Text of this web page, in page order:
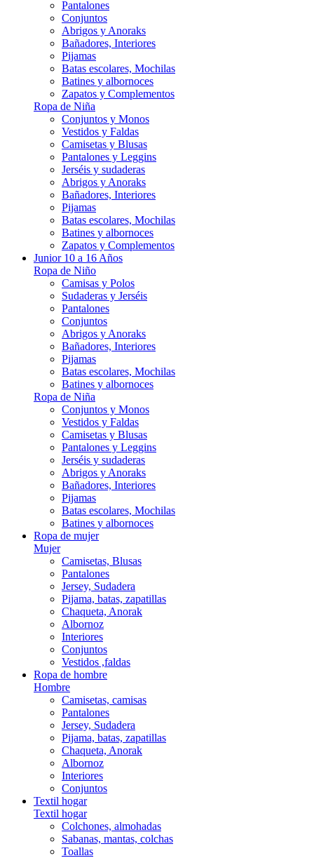
Pantalones
Conjuntos
Abrigos y Anoraks
Bañadores, Interiores
Pijamas
Batas escolares, Mochilas
Batines y albornoces
Zapatos y Complementos
Ropa de Niña
Conjuntos y Monos
Vestidos y Faldas
Camisetas y Blusas
Pantalones y Leggins
Jerséis y sudaderas
Abrigos y Anoraks
Bañadores, Interiores
Pijamas
Batas escolares, Mochilas
Batines y albornoces
Zapatos y Complementos
Junior 10 a 16 Años
Ropa de Niño
Camisas y Polos
Sudaderas y Jerséis
Pantalones
Conjuntos
Abrigos y Anoraks
Bañadores, Interiores
Pijamas
Batas escolares, Mochilas
Batines y albornoces
Ropa de Niña
Conjuntos y Monos
Vestidos y Faldas
Camisetas y Blusas
Pantalones y Leggins
Jerséis y sudaderas
Abrigos y Anoraks
Bañadores, Interiores
Pijamas
Batas escolares, Mochilas
Batines y albornoces
Ropa de mujer
Mujer
Camisetas, Blusas
Pantalones
Jersey, Sudadera
Pijama, batas, zapatillas
Chaqueta, Anorak
Albornoz
Interiores
Conjuntos
Vestidos ,faldas
Ropa de hombre
Hombre
Camisetas, camisas
Pantalones
Jersey, Sudadera
Pijama, batas, zapatillas
Chaqueta, Anorak
Albornoz
Interiores
Conjuntos
Textil hogar
Textil hogar
Colchones, almohadas
Sabanas, mantas, colchas
Toallas